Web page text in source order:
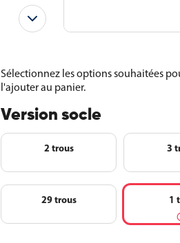
Sélectionnez les options souhaitées
l'ajouter au panier.
Version socle
2 trous 3
29 trous 1